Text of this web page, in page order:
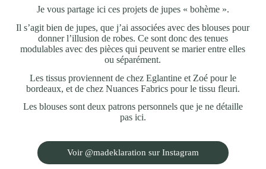
Je vous partage ici ces projets de jupes « bohème ».
Il s’agit bien de jupes, que j’ai associées avec des blouses pour
donner l’illusion de robes. Ce sont donc des tenues
modulables avec des pièces qui peuvent se marier entre elles
ou séparément.
Les tissus proviennent de chez Eglantine et Zoé pour le
bordeaux, et de chez Nuances Fabrics pour le tissu fleuri.
Les blouses sont deux patrons personnels que je ne détaille
pas ici.
Voir @madeklaration sur Instagram